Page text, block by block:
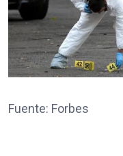
Fuente: Forbes